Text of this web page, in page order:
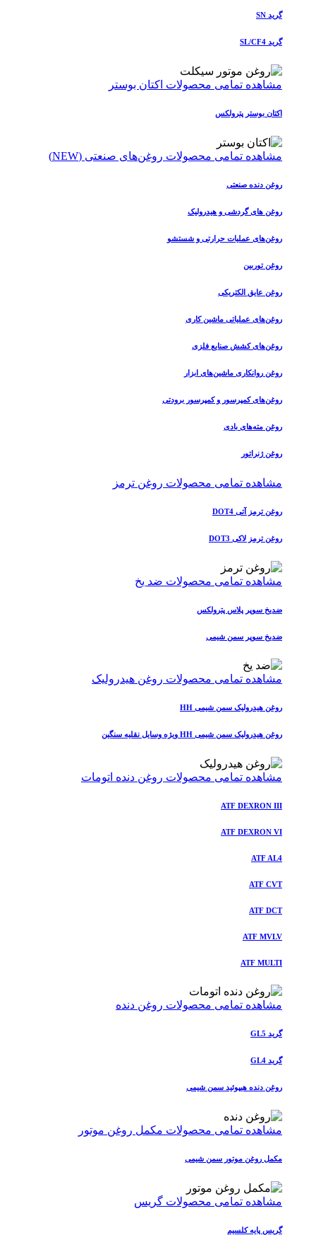
گرید SN
گرید SL/CF4
مشاهده تمامی محصولات اکتان بوستر
اکتان بوستر پترولکس
مشاهده تمامی محصولات روغن‌های صنعتی (NEW)
روغن دنده صنعتی
روغن‌ های گردشی و هیدرولیک
روغن‌های عملیات حرارتی و شستشو
روغن توربین
روغن عایق الکتریکی
روغن‌های عملیاتی ماشین کاری
روغن‌های کشش صنایع فلزی
روغن روانکاری ماشین‌های ابزار
روغن‌های کمپرسور و کمپرسور برودتی
روغن مته‌های بادی
روغن ژنراتور
مشاهده تمامی محصولات روغن ترمز
روغن ترمز آتی DOT4
روغن ترمز لاکی DOT3
مشاهده تمامی محصولات ضد یخ
ضدیخ سوپر پلاس پترولکس
ضدیخ سوپر سمن شیمی
مشاهده تمامی محصولات روغن هیدرولیک
روغن هیدرولیک سمن شیمی HH
روغن هیدرولیک سمن شیمی HH ویژه وسایل نقلیه سنگین
مشاهده تمامی محصولات روغن دنده اتومات
ATF DEXRON III
ATF DEXRON VI
ATF AL4
ATF CVT
ATF DCT
ATF MVLV
ATF MULTI
مشاهده تمامی محصولات روغن دنده
گرید GL5
گرید GL4
روغن دنده هیپوئید سمن شیمی
مشاهده تمامی محصولات مکمل روغن موتور
مکمل روغن موتور سمن شیمی
مشاهده تمامی محصولات گریس
گریس پایه کلسیم